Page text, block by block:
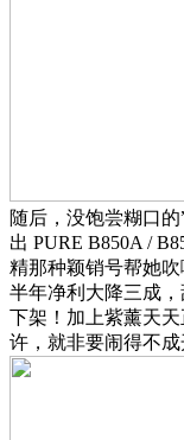
随后，没饱尝糊口
出 PURE B850A /
精那种颖销号帮她
半年净利大降三成
下架！加上紫薰天
许，就非要闹得不成